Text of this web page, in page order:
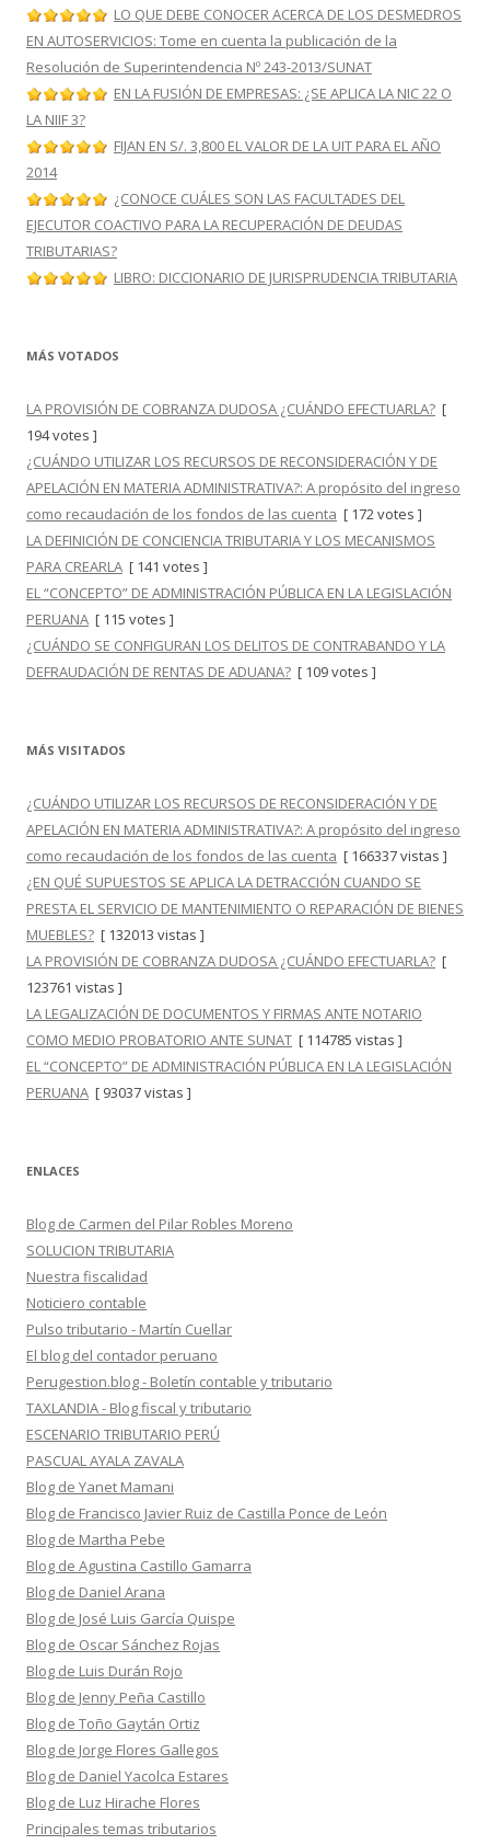
LO QUE DEBE CONOCER ACERCA DE LOS DESMEDROS
EN AUTOSERVICIOS: Tome en cuenta la publicación de la
Resolución de Superintendencia Nº 243-2013/SUNAT
EN LA FUSIÓN DE EMPRESAS: ¿SE APLICA LA NIC 22 O
LA NIIF 3?
FIJAN EN S/. 3,800 EL VALOR DE LA UIT PARA EL AÑO
2014
¿CONOCE CUÁLES SON LAS FACULTADES DEL
EJECUTOR COACTIVO PARA LA RECUPERACIÓN DE DEUDAS
TRIBUTARIAS?
LIBRO: DICCIONARIO DE JURISPRUDENCIA TRIBUTARIA
MÁS VOTADOS
LA PROVISIÓN DE COBRANZA DUDOSA ¿CUÁNDO EFECTUARLA? [
194 votes ]
¿CUÁNDO UTILIZAR LOS RECURSOS DE RECONSIDERACIÓN Y DE
APELACIÓN EN MATERIA ADMINISTRATIVA?: A propósito del ingreso
como recaudación de los fondos de las cuenta [ 172 votes ]
LA DEFINICIÓN DE CONCIENCIA TRIBUTARIA Y LOS MECANISMOS
PARA CREARLA [ 141 votes ]
EL “CONCEPTO” DE ADMINISTRACIÓN PÚBLICA EN LA LEGISLACIÓN
PERUANA [ 115 votes ]
¿CUÁNDO SE CONFIGURAN LOS DELITOS DE CONTRABANDO Y LA
DEFRAUDACIÓN DE RENTAS DE ADUANA? [ 109 votes ]
MÁS VISITADOS
¿CUÁNDO UTILIZAR LOS RECURSOS DE RECONSIDERACIÓN Y DE
APELACIÓN EN MATERIA ADMINISTRATIVA?: A propósito del ingreso
como recaudación de los fondos de las cuenta [ 166337 vistas ]
¿EN QUÉ SUPUESTOS SE APLICA LA DETRACCIÓN CUANDO SE
PRESTA EL SERVICIO DE MANTENIMIENTO O REPARACIÓN DE BIENES
MUEBLES? [ 132013 vistas ]
LA PROVISIÓN DE COBRANZA DUDOSA ¿CUÁNDO EFECTUARLA? [
123761 vistas ]
LA LEGALIZACIÓN DE DOCUMENTOS Y FIRMAS ANTE NOTARIO
COMO MEDIO PROBATORIO ANTE SUNAT [ 114785 vistas ]
EL “CONCEPTO” DE ADMINISTRACIÓN PÚBLICA EN LA LEGISLACIÓN
PERUANA [ 93037 vistas ]
ENLACES
Blog de Carmen del Pilar Robles Moreno
SOLUCION TRIBUTARIA
Nuestra fiscalidad
Noticiero contable
Pulso tributario - Martín Cuellar
El blog del contador peruano
Perugestion.blog - Boletín contable y tributario
TAXLANDIA - Blog fiscal y tributario
ESCENARIO TRIBUTARIO PERÚ
PASCUAL AYALA ZAVALA
Blog de Yanet Mamani
Blog de Francisco Javier Ruiz de Castilla Ponce de León
Blog de Martha Pebe
Blog de Agustina Castillo Gamarra
Blog de Daniel Arana
Blog de José Luis García Quispe
Blog de Oscar Sánchez Rojas
Blog de Luis Durán Rojo
Blog de Jenny Peña Castillo
Blog de Toño Gaytán Ortiz
Blog de Jorge Flores Gallegos
Blog de Daniel Yacolca Estares
Blog de Luz Hirache Flores
Principales temas tributarios